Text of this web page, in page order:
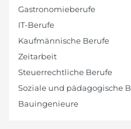
Gastronomieberufe
IT-Berufe
Kaufmännische Berufe
Zeitarbeit
Steuerrechtliche Berufe
Soziale und pädagogische
Bauingenieure